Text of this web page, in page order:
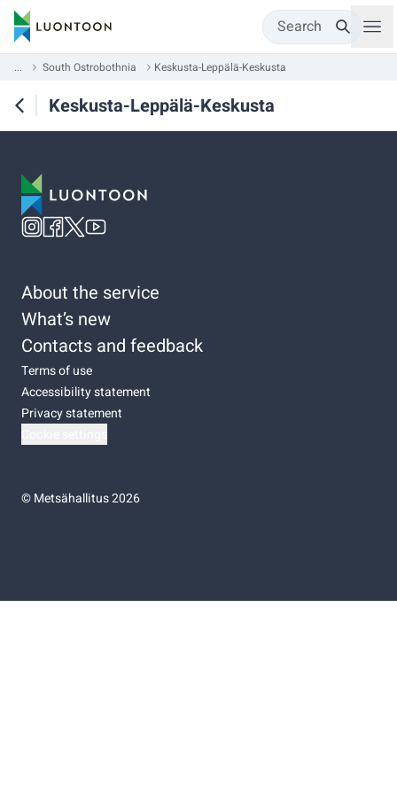
Search
... South Ostrobothnia Keskusta-Leppälä-Keskusta
Keskusta-Leppälä-Keskusta
About the service
What’s new
Contacts and feedback
Terms of use
Accessibility statement
Privacy statement
©Metsähallitus 2026